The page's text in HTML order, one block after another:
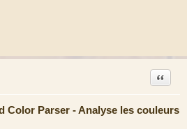
Color Parser - Analyse les couleurs
Citation